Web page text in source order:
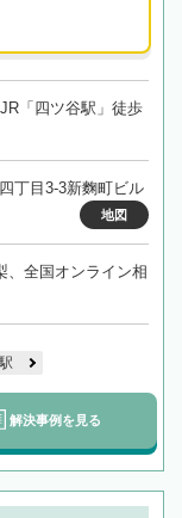
「四ツ谷駅」徒歩
丁目3-3新麴町ビル
地図
、全国オンライン相
解決事例を見る